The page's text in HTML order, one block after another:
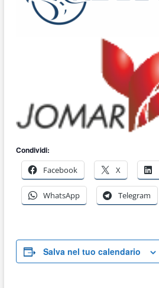
Condividi:
Facebook
X
WhatsApp Telegram
Salva nel tuo calendario